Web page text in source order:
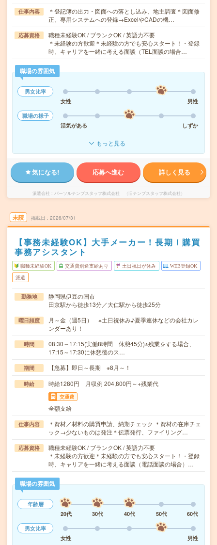
仕事内容
＊登記簿の出力・図面への落とし込み、地主調査＊図面修
正、専用システムへの登録→ExcelやCADの機…
応募資格
職種未経験OK / ブランクOK / 英語力不要
＊未経験の方歓迎＊未経験の方でも安心スタート！・登録
時、キャリアを一緒に考える面談（TEL面談の場合…
職場の雰囲気
男女比率
女性
男性
職場の様子
活気がある
しずか
もっと見る
気になる! 応募へ進む 詳しく見る
派遣会社 パーソルテンプスタッフ株式会社 （旧テンプスタッフ株式会社）
未読 掲載日 2026/07/31
【事務未経験OK】大手メーカー！長期！購買
事務アシスタント
職種未経験OK 交通費別途支給あり 土日祝日が休み WEB登録OK
派遣
勤務地
静岡県伊豆の国市
田京駅から徒歩13分／大仁駅から徒歩25分
曜日頻度
月～金（週5日） ※土日祝休み♪夏季連休などの会社カレ
ンダーあり！
時間
08:30～17:15(実働8時間 休憩45分)※残業をする場合、
17:15～17:30に休憩後のス…
期間 【急募】即日～長期 ※8月～！
時給 時給1280円 月収例 204,800円～+残業代
交通費
全額支給
仕事内容
＊資材／材料の購買申請、納期チェック ＊資材の在庫チェ
ック→少ないものは発注＊伝票発行、ファイリング…
応募資格
職種未経験OK / ブランクOK / 英語力不要
＊未経験の方歓迎＊未経験の方でも安心スタート！・登録
時、キャリアを一緒に考える面談（電話面談の場合）…
職場の雰囲気
年齢層
20代
30代 40代 50代
60代
男女比率
女性
男性